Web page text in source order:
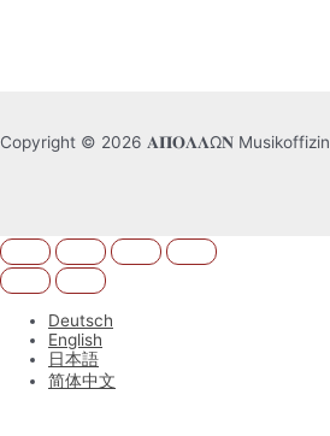
Copyright © 2026 𝚨𝚷𝚶𝚲𝚲Ω𝚴 Musikoffizin
Deutsch
English
日本語
简体中文